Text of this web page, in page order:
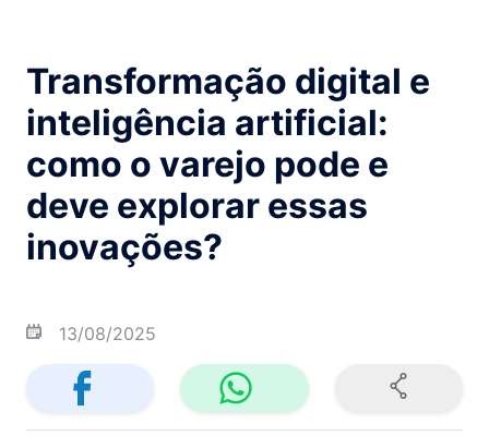
Transformação digital e
inteligência artificial:
como o varejo pode e
deve explorar essas
inovações?
13/08/2025